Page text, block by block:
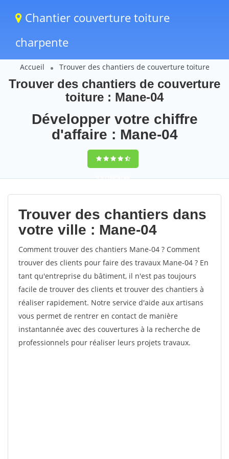
Chantier couverture toiture
charpente
Accueil Trouver des chantiers de couverture toiture
Trouver des chantiers de couverture
toiture : Mane-04
Développer votre chiffre
d'affaire : Mane-04
9,5(100%)60
votes
Trouver des chantiers dans
votre ville : Mane-04
Comment trouver des chantiers Mane-04 ? Comment
trouver des clients pour faire des travaux Mane-04 ? En
tant qu'entreprise du bâtiment, il n'est pas toujours
facile de trouver des clients et trouver des chantiers à
réaliser rapidement. Notre service d'aide aux artisans
vous permet de rentrer en contact de manière
instantannée avec des couvertures à la recherche de
professionnels pour réaliser leurs projets travaux.